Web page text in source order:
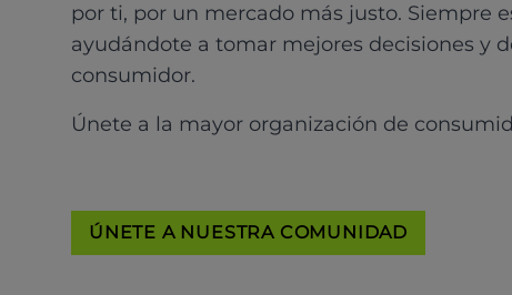
por ti, por un mercado más justo. Siempre
ayudándote a tomar mejores decisiones y
consumidor.
Únete a la mayor organización de
ÚNETE A NUESTRA COMUNIDAD